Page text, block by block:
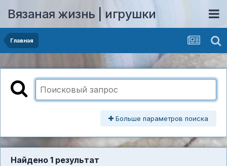
Вязаная жизнь | игрушки
Главная
Больше параметров поиска
Найдено 1 результат